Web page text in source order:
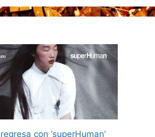
con ‘superHuman’